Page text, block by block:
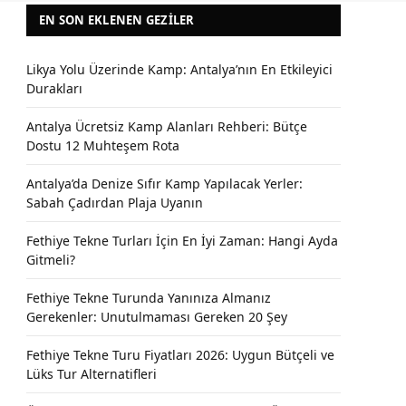
EN SON EKLENEN GEZILER
Likya Yolu Üzerinde Kamp: Antalya’nın En Etkileyici
Durakları
Antalya Ücretsiz Kamp Alanları Rehberi: Bütçe
Dostu 12 Muhteşem Rota
Antalya’da Denize Sıfır Kamp Yapılacak Yerler:
Sabah Çadırdan Plaja Uyanın
Fethiye Tekne Turları İçin En İyi Zaman: Hangi Ayda
Gitmeli?
Fethiye Tekne Turunda Yanınıza Almanız
Gerekenler: Unutulmaması Gereken 20 Şey
Fethiye Tekne Turu Fiyatları 2026: Uygun Bütçeli ve
Lüks Tur Alternatifleri